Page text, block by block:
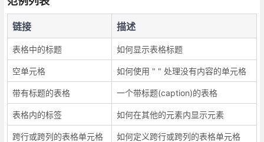
链接 描述
表格中的标题 如何显示表格标题
空单元格 如何使用 " " 处理没有内容的单元格
带有标题的表格 一个带标题(caption)的表格
表格内的标签 如何在其他的元素内显示元素
跨行或跨列的表格单元格 如何定义跨行或跨列的表格单元格